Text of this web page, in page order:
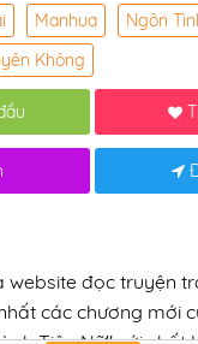
Manhua Ngôn
Không
website đọc truyện
các chương mới